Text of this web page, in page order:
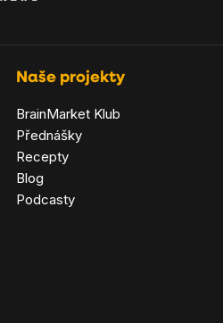
Naše projekty
BrainMarket Klub
Přednášky
Recepty
Blog
Podcasty